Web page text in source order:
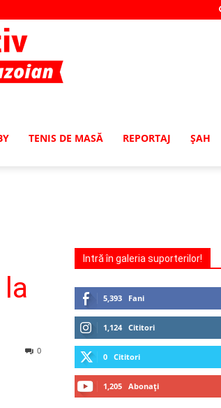
TENIS DE MASĂ REPORTAJ ŞAH
0
Intră în galeria suporterilor!
5,393 Fani
1,124 Cititori
0 Cititori
1,205 Abonați